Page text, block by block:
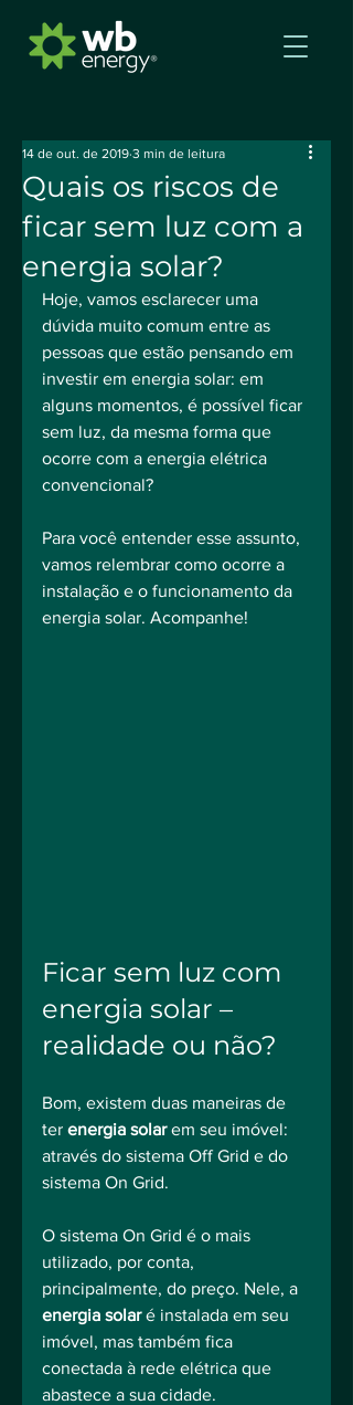
Quais os riscos de
ficar sem luz com a
energia solar?
14 de out. de 2019 3 min de leitura
Hoje, vamos esclarecer uma
dúvida muito comum entre as
pessoas que estão pensando em
investir em energia solar: em
alguns momentos, é possível ficar
sem luz, da mesma forma que
ocorre com a energia elétrica
convencional?
Para você entender esse assunto,
vamos relembrar como ocorre a
instalação e o funcionamento da
energia solar. Acompanhe!
Ficar sem luz com
energia solar –
realidade ou não?
Bom, existem duas maneiras de
ter energia solar em seu imóvel:
através do sistema Off Grid e do
sistema On Grid.
O sistema On Grid é o mais
utilizado, por conta,
principalmente, do preço. Nele, a
energia solar é instalada em seu
imóvel, mas também fica
conectada à rede elétrica que
abastece a sua cidade.